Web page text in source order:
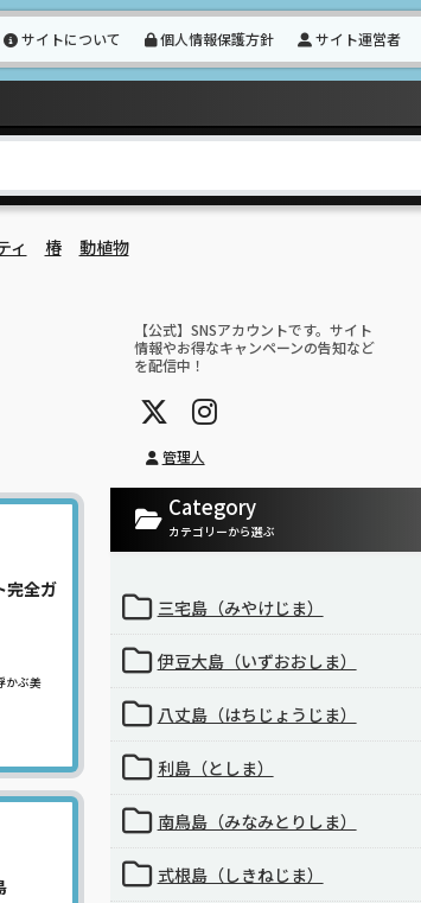
サイトについて 個人情報保護方針 サイト運営者
ィ 椿 動植物
完全ガ
かぶ美
【公式】SNSアカウントです。サイト
情報やお得なキャンペーンの告知など
を配信中！
管理人
Category
カテゴリーから選ぶ
三宅島（みやけじま）
伊豆大島（いずおおしま）
八丈島（はちじょうじま）
利島（としま）
南鳥島（みなみとりしま）
式根島（しきねじま）